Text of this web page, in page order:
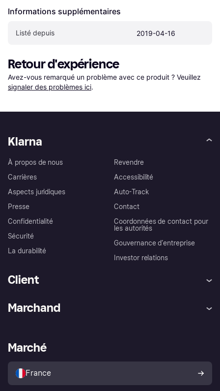
Informations supplémentaires
Listé depuis 2019-04-16
Retour d'expérience
Avez-vous remarqué un problème avec ce produit ? Veuillez
signaler des problèmes ici.
Klarna
À propos de nous
Carrières
Aspects juridiques
Presse
Confidentialité
Sécurité
La durabilité
Revendre
Accessibilité
Auto-Track
Contact
Coordonnées de contact pour
les autorités
Gouvernance d’entreprise
Investor relations
Client
Explorez les magasins
Politique de protection de
l’acheteur Klarna
Marchand
Portail Marchand
Marché
France